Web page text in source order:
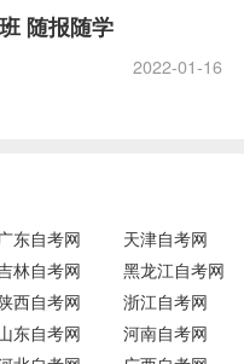
随报随学
2022-01-16
广东自考网
天津自考网
林自考网
黑龙江自考网
西自考网
浙江自考网
东自考网
河南自考网